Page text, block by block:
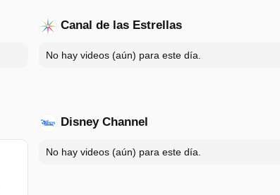
Canal de las Estrellas
No hay videos (aún) para este día.
Disney Channel
No hay videos (aún) para este día.